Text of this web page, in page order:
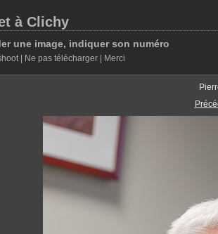
à Clichy
une image, indiquer son numéro
| Ne pas télécharger | Merci